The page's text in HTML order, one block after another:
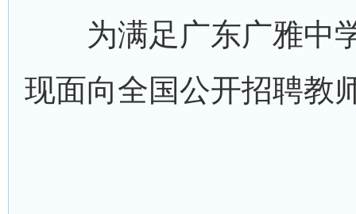
为满足广东广雅中学
现面向全国公开招聘教